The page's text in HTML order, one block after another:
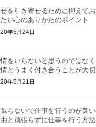
を引き寄せるために抑えてお
たい心のありかたのポイント
年5月24日
をいらないと思うのではなく
とうまく付き合うことが大切
年5月21日
らないで仕事を行うのが良い
と頑張らずに仕事を行う方法